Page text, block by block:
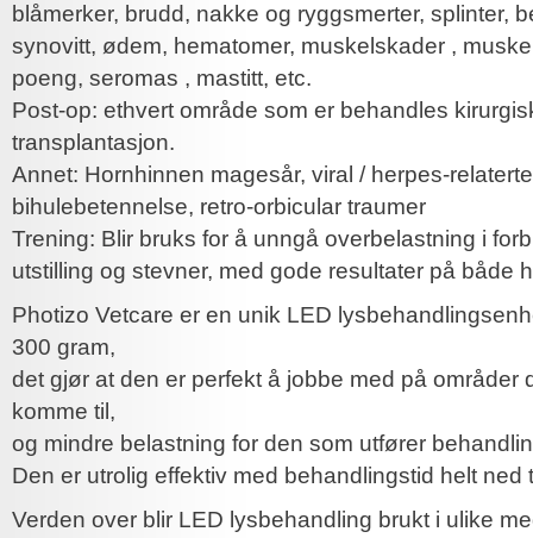
blåmerker, brudd, nakke og ryggsmerter, splinter,
synovitt, ødem, hematomer, muskelskader ,
poeng, seromas , mastitt, etc.
Post-op: ethvert område som er behandles
transplantasjon.
Annet: Hornhinnen magesår, viral / herpes-
bihulebetennelse, retro-orbicular traumer
Trening: Blir bruks for å unngå overbelastning i
utstilling og stevner, med gode resultater på både
Photizo Vetcare er en unik LED
300 gram,
det gjør at den er perfekt å jobbe med på områder
komme til,
og mindre belastning for den som utfører
Den er utrolig effektiv med behandlingstid helt ned
Verden over blir LED lysbehandling brukt i ulike